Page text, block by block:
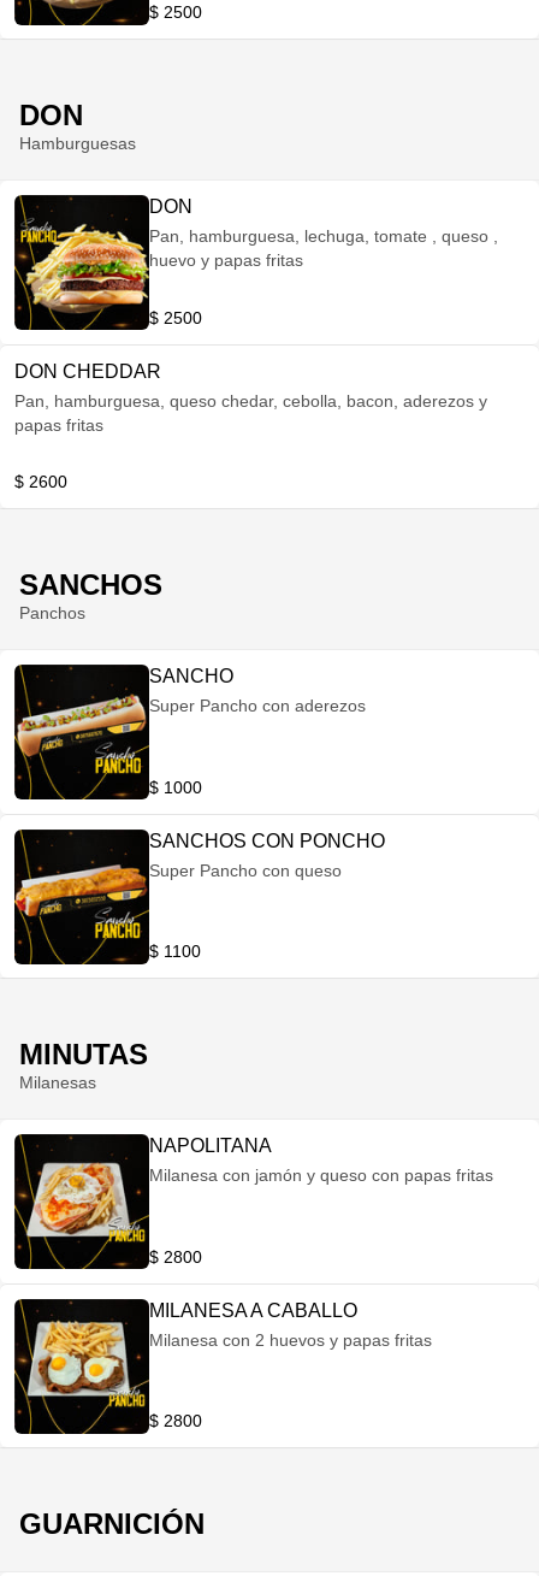
$ 2500
DON
Hamburguesas
DON
Pan, hamburguesa, lechuga, tomate , queso ,
huevo y papas fritas
$ 2500
DON CHEDDAR
Pan, hamburguesa, queso chedar, cebolla, bacon, aderezos y
papas fritas
$ 2600
SANCHOS
Panchos
SANCHO
Super Pancho con aderezos
$ 1000
SANCHOS CON PONCHO
Super Pancho con queso
$ 1100
MINUTAS
Milanesas
NAPOLITANA
Milanesa con jamón y queso con papas fritas
$ 2800
MILANESA A CABALLO
Milanesa con 2 huevos y papas fritas
$ 2800
GUARNICIÓN